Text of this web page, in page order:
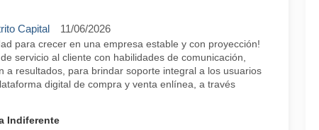
Capital 11/06/2026
para crecer en una empresa estable y con proyección!
servicio al cliente con habilidades de comunicación,
a resultados, para brindar soporte integral a los usuarios
digital de compra y venta enlínea, a través
Indiferente